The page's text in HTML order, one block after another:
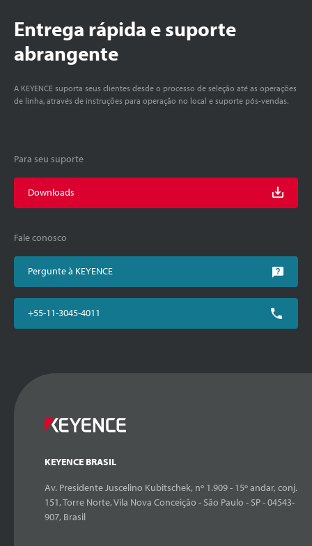
Entrega rápida e suporte
abrangente
A KEYENCE suporta seus clientes desde o processo de seleção até as operações
de linha, através de instruções para operação no local e suporte pós-vendas.
Para seu suporte
Downloads
Fale conosco
Pergunte à KEYENCE
+55-11-3045-4011
KEYENCE BRASIL
Av. Presidente Juscelino Kubitschek, nº 1.909 - 15º andar, conj.
151, Torre Norte, Vila Nova Conceição - São Paulo - SP - 04543-
907, Brasil